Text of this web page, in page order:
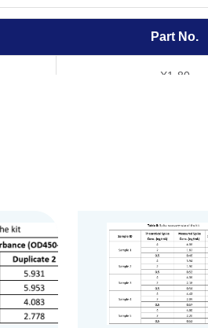
Part No.
X1-80
X1-60
B-A1-71
X1-A0